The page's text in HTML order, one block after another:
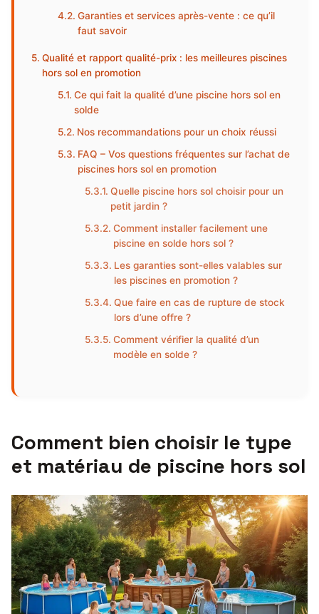
Garanties et services après-vente : ce qu’il
faut savoir
Qualité et rapport qualité-prix : les meilleures piscines
hors sol en promotion
Ce qui fait la qualité d’une piscine hors sol en
solde
Nos recommandations pour un choix réussi
FAQ – Vos questions fréquentes sur l’achat de
piscines hors sol en promotion
Quelle piscine hors sol choisir pour un
petit jardin ?
Comment installer facilement une
piscine en solde hors sol ?
Les garanties sont-elles valables sur
les piscines en promotion ?
Que faire en cas de rupture de stock
lors d’une offre ?
Comment vérifier la qualité d’un
modèle en solde ?
Comment bien choisir le type
et matériau de piscine hors sol